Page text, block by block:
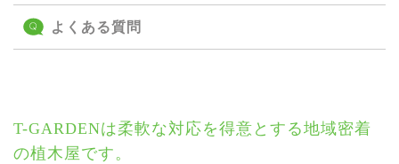
よくある質問
T-GARDENは柔軟な対応を得意とする地域密着
の植木屋です。